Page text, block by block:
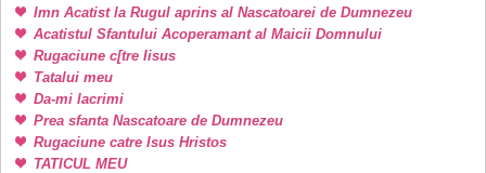
Imn Acatist la Rugul aprins al Nascatoarei de Dumnezeu
Acatistul Sfantului Acoperamant al Maicii Domnului
Rugaciune c[tre Iisus
Tatalui meu
Da-mi lacrimi
Prea sfanta Nascatoare de Dumnezeu
Rugaciune catre Isus Hristos
TATICUL MEU